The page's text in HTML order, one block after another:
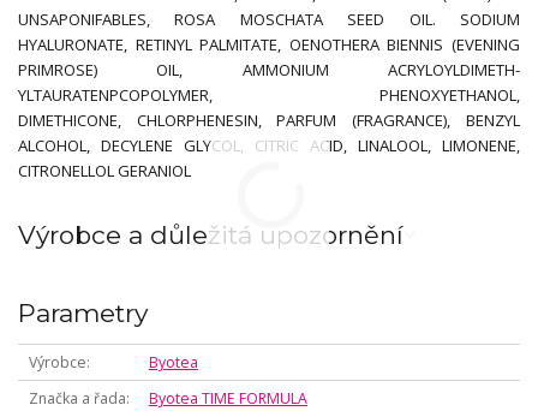
UNSAPONIFABLES, ROSA MOSCHATA SEED OIL. SODIUM
HYALURONATE, RETINYL PALMITATE, OENOTHERA BIENNIS (EVENING
PRIMROSE) OIL, AMMONIUM ACRYLOYLDIMETH-
YLTAURATENPCOPOLYMER, PHENOXYETHANOL,
DIMETHICONE, CHLORPHENESIN, PARFUM (FRAGRANCE), BENZYL
ALCOHOL, DECYLENE GLYCOL, CITRIC ACID, LINALOOL, LIMONENE,
CITRONELLOL GERANIOL
Výrobce a důležitá upozornění
Parametry
Výrobce
Byotea
Značka a řada
Byotea TIME FORMULA